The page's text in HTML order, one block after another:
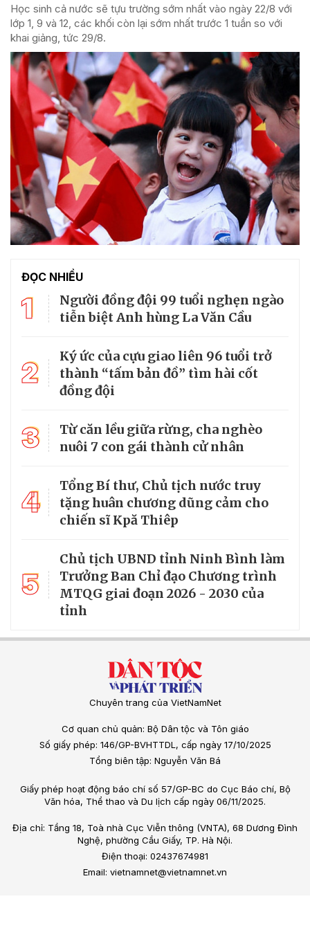
Học sinh cả nước sẽ tựu trường sớm nhất vào ngày 22/8 với
lớp 1, 9 và 12, các khối còn lại sớm nhất trước 1 tuần so với
khai giảng, tức 29/8.
ĐỌC NHIỀU
1
Người đồng đội 99 tuổi nghẹn ngào
tiễn biệt Anh hùng La Văn Cầu
2
Ký ức của cựu giao liên 96 tuổi trở
thành “tấm bản đồ” tìm hài cốt
đồng đội
3
Từ căn lều giữa rừng, cha nghèo
nuôi 7 con gái thành cử nhân
4
Tổng Bí thư, Chủ tịch nước truy
tặng huân chương dũng cảm cho
chiến sĩ Kpă Thiêp
5
Chủ tịch UBND tỉnh Ninh Bình làm
Trưởng Ban Chỉ đạo Chương trình
MTQG giai đoạn 2026 - 2030 của
tỉnh
Chuyên trang của VietNamNet
Cơ quan chủ quản: Bộ Dân tộc và Tôn giáo
Số giấy phép: 146/GP-BVHTTDL, cấp ngày 17/10/2025
Tổng biên tập: Nguyễn Văn Bá
Giấy phép hoạt động báo chí số 57/GP-BC do Cục Báo chí, Bộ
Văn hóa, Thể thao và Du lịch cấp ngày 06/11/2025.
Địa chỉ: Tầng 18, Toà nhà Cục Viễn thông (VNTA), 68 Dương Đình
Nghệ, phường Cầu Giấy, TP. Hà Nội.
Điện thoại: 02437674981
Email: vietnamnet@vietnamnet.vn